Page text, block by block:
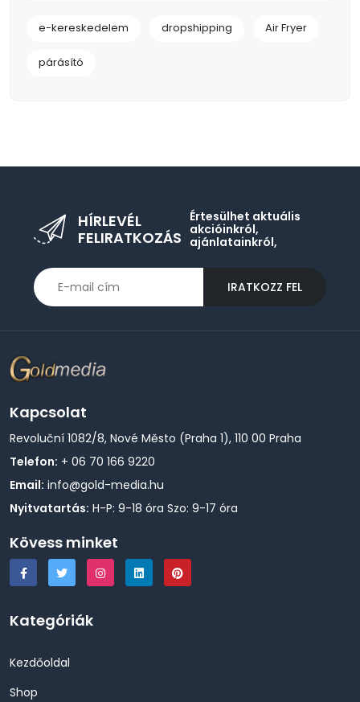
e-kereskedelem dropshipping Air Fryer
párásító
HÍRLEVÉL
FELIRATKOZÁS
Értesülhet aktuális
akcióinkról,
ajánlatainkról,
IRATKOZZ FEL
Kapcsolat
Revoluční 1082/8, Nové Město (Praha 1), 110 00 Praha
Telefon: + 06 70 166 9220
Email: info@gold-media.hu
Nyitvatartás: H-P: 9-18 óra Szo: 9-17 óra
Kövess minket
Kategóriák
Kezdőoldal
Shop